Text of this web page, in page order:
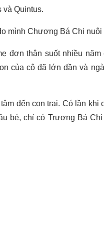
và Quintus.
mình Chương Bá Chi
đơn thân suốt nhiều
của cô đã lớn dần và
đến con trai. Có lần khi
bé, chỉ có Trương Bá